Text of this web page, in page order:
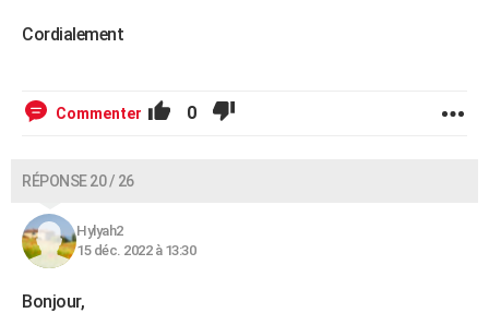
Cordialement
Commenter 0
RÉPONSE 20 / 26
Hylyah2
15 déc. 2022 à 13:30
Bonjour,